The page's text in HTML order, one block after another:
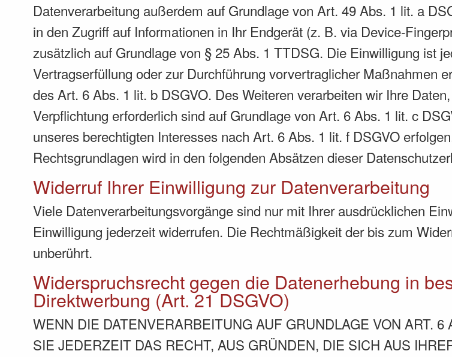
Datenverarbeitung außerdem auf Grundlage von Art. 49 Abs. 1 lit. a
in den Zugriff auf Informationen in Ihr Endgerät (z. B. via Device-
zusätzlich auf Grundlage von § 25 Abs. 1 TTDSG. Die Einwilligung ist
Vertragserfüllung oder zur Durchführung vorvertraglicher Maßnahmen
des Art. 6 Abs. 1 lit. b DSGVO. Des Weiteren verarbeiten wir Ihre
Verpflichtung erforderlich sind auf Grundlage von Art. 6 Abs. 1 lit. c
unseres berechtigten Interesses nach Art. 6 Abs. 1 lit. f DSGVO
Rechtsgrundlagen wird in den folgenden Absätzen dieser
Widerruf Ihrer Einwilligung zur Datenverarbeitung
Viele Datenverarbeitungsvorgänge sind nur mit Ihrer ausdrücklichen
Einwilligung jederzeit widerrufen. Die Rechtmäßigkeit der bis zum
unberührt.
Widerspruchsrecht gegen die Datenerhebung in
Direktwerbung (Art. 21 DSGVO)
WENN DIE DATENVERARBEITUNG AUF GRUNDLAGE VON ART.
SIE JEDERZEIT DAS RECHT, AUS GRÜNDEN, DIE SICH AUS